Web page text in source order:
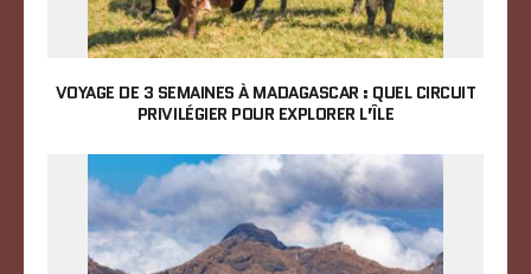
VOYAGE DE 3 SEMAINES À MADAGASCAR : QUEL CIRCUIT
PRIVILÉGIER POUR EXPLORER L’ÎLE